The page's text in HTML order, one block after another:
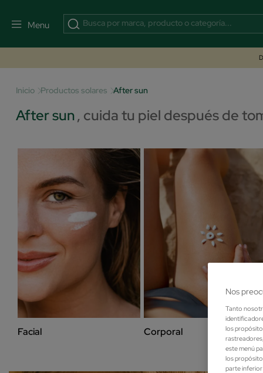
Menu
Inicio Productos solares After sun
After sun, cuida tu piel después de
Facial Corporal
Nos
Tanto
los
este menú
los
parte inferior